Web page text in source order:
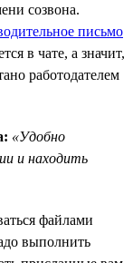
созвона.
письмо
в чате, а значит,
работодателем
«Удобно
и находить
файлами
выполнить